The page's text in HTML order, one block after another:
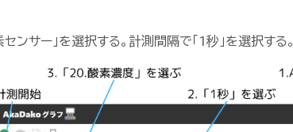
ンサー」を選択する。計測間隔で「1秒」を選択する。